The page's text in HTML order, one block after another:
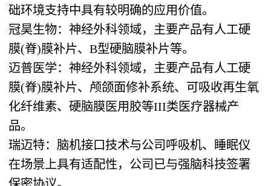
础环境支持中具有较明确的应用价值。
冠昊生物：神经外科领域，主要产品有人工硬
膜(脊)膜补片、B型硬脑膜补片等。
迈普医学：神经外科领域，主要产品有人工硬
膜(脊)膜补片、颅颌面修补系统、可吸收再生氧
化纤维素、硬脑膜医用胶等III类医疗器械产
品。
瑞迈特：脑机接口技术与公司呼吸机、睡眠仪
在场景上具有适配性，公司已与强脑科技签署